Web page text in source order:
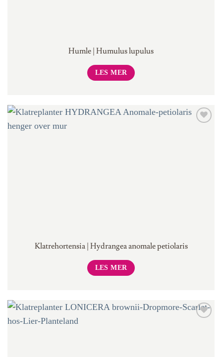
Humle | Humulus lupulus
LES MER
Klatrehortensia | Hydrangea anomale petiolaris
LES MER